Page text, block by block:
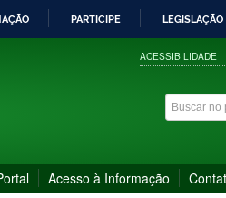
PARTICIPE LEGISLAÇÃO
ACESSIBILIDADE
Acesso à Informação